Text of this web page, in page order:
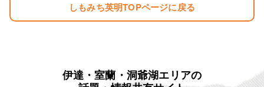
しもみち英明TOPページに戻る
伊達・室蘭・洞爺湖エリアの